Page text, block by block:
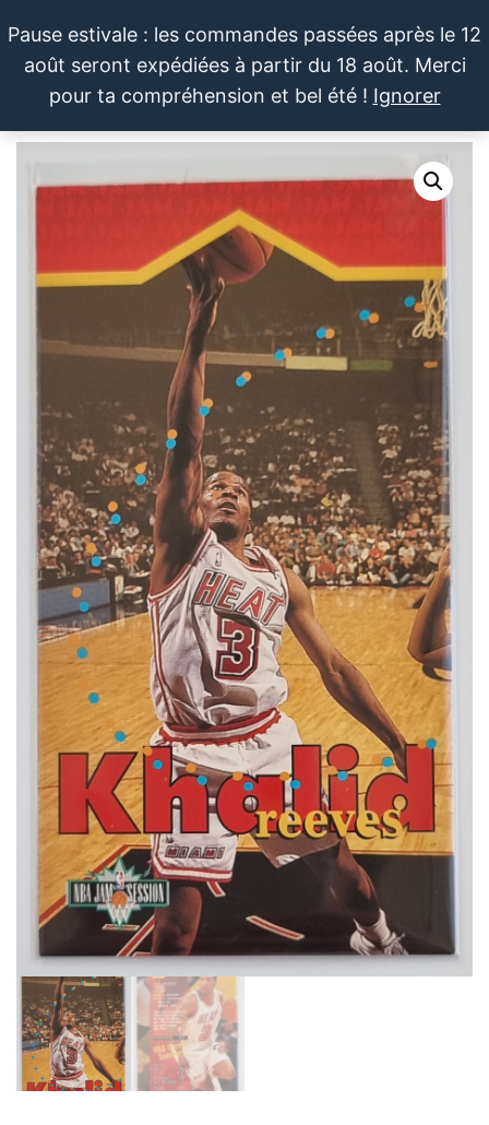
au
contenu
Pause estivale : les commandes passées après le 12
août seront expédiées à partir du 18 août. Merci
pour ta compréhension et bel été ! Ignorer
LE SPORTIF
DU
DIMANCHE®
Cartes
et
produits
autour
sport et
de la
pop
culture